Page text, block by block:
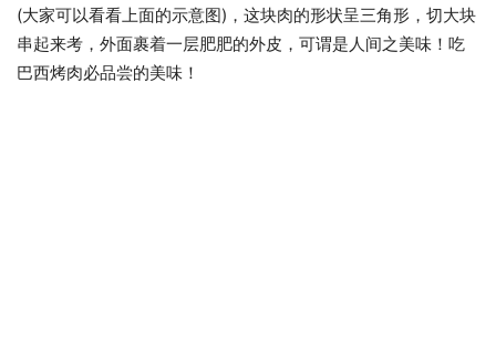
(大家可以看看上面的示意图)，这块肉的形状呈三角形，切大块
串起来考，外面裹着一层肥肥的外皮，可谓是人间之美味！吃
巴西烤肉必品尝的美味！